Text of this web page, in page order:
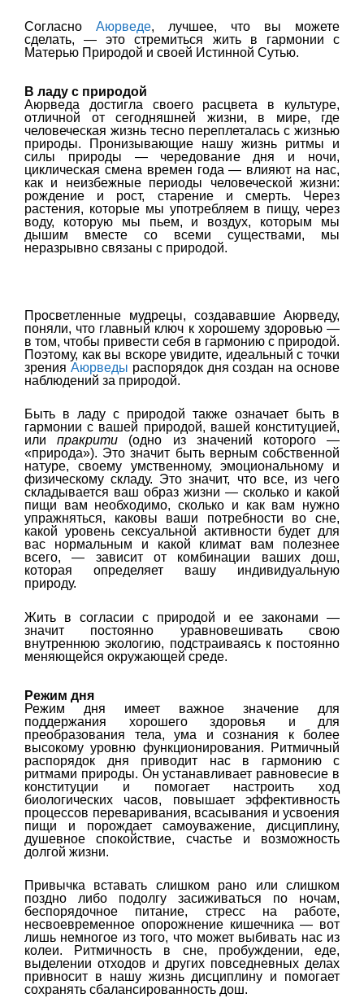
Согласно Аюрведе, лучшее, что вы можете
сделать, — это стремиться жить в гармонии с
Матерью Природой и своей Истинной Сутью.
В ладу с природой
Аюрведа достигла своего расцвета в культуре,
отличной от сегодняшней жизни, в мире, где
человеческая жизнь тесно переплеталась с жизнью
природы. Пронизывающие нашу жизнь ритмы и
силы природы — чередование дня и ночи,
циклическая смена времен года — влияют на нас,
как и неизбежные периоды человеческой жизни:
рождение и рост, старение и смерть. Через
растения, которые мы употребляем в пищу, через
воду, которую мы пьем, и воздух, которым мы
дышим вместе со всеми существами, мы
неразрывно связаны с природой.
Просветленные мудрецы, создававшие Аюрведу,
поняли, что главный ключ к хорошему здоровью —
в том, чтобы привести себя в гармонию с природой.
Поэтому, как вы вскоре увидите, идеальный с точки
зрения Аюрведы распорядок дня создан на основе
наблюдений за природой.
Быть в ладу с природой также означает быть в
гармонии с вашей природой, вашей конституцией,
илипракрити (одно из значений которого —
«природа»). Это значит быть верным собственной
натуре, своему умственному, эмоциональному и
физическому складу. Это значит, что все, из чего
складывается ваш образ жизни — сколько и какой
пищи вам необходимо, сколько и как вам нужно
упражняться, каковы ваши потребности во сне,
какой уровень сексуальной активности будет для
вас нормальным и какой климат вам полезнее
всего, — зависит от комбинации ваших дош,
которая определяет вашу индивидуальную
природу.
Жить в согласии с природой и ее законами —
значит постоянно уравновешивать свою
внутреннюю экологию, подстраиваясь к постоянно
меняющейся окружающей среде.
Режим дня
Режим дня имеет важное значение для
поддержания хорошего здоровья и для
преобразования тела, ума и сознания к более
высокому уровню функционирования. Ритмичный
распорядок дня приводит нас в гармонию с
ритмами природы. Он устанавливает равновесие в
конституции и помогает настроить ход
биологических часов, повышает эффективность
процессов переваривания, всасывания и усвоения
пищи и порождает самоуважение, дисциплину,
душевное спокойствие, счастье и возможность
долгой жизни.
Привычка вставать слишком рано или слишком
поздно либо подолгу засиживаться по ночам,
беспорядочное питание, стресс на работе,
несвоевременное опорожнение кишечника — вот
лишь немногое из того, что может выбивать нас из
колеи. Ритмичность в сне, пробуждении, еде,
выделении отходов и других повседневных делах
привносит в нашу жизнь дисциплину и помогает
сохранять сбалансированность дош.